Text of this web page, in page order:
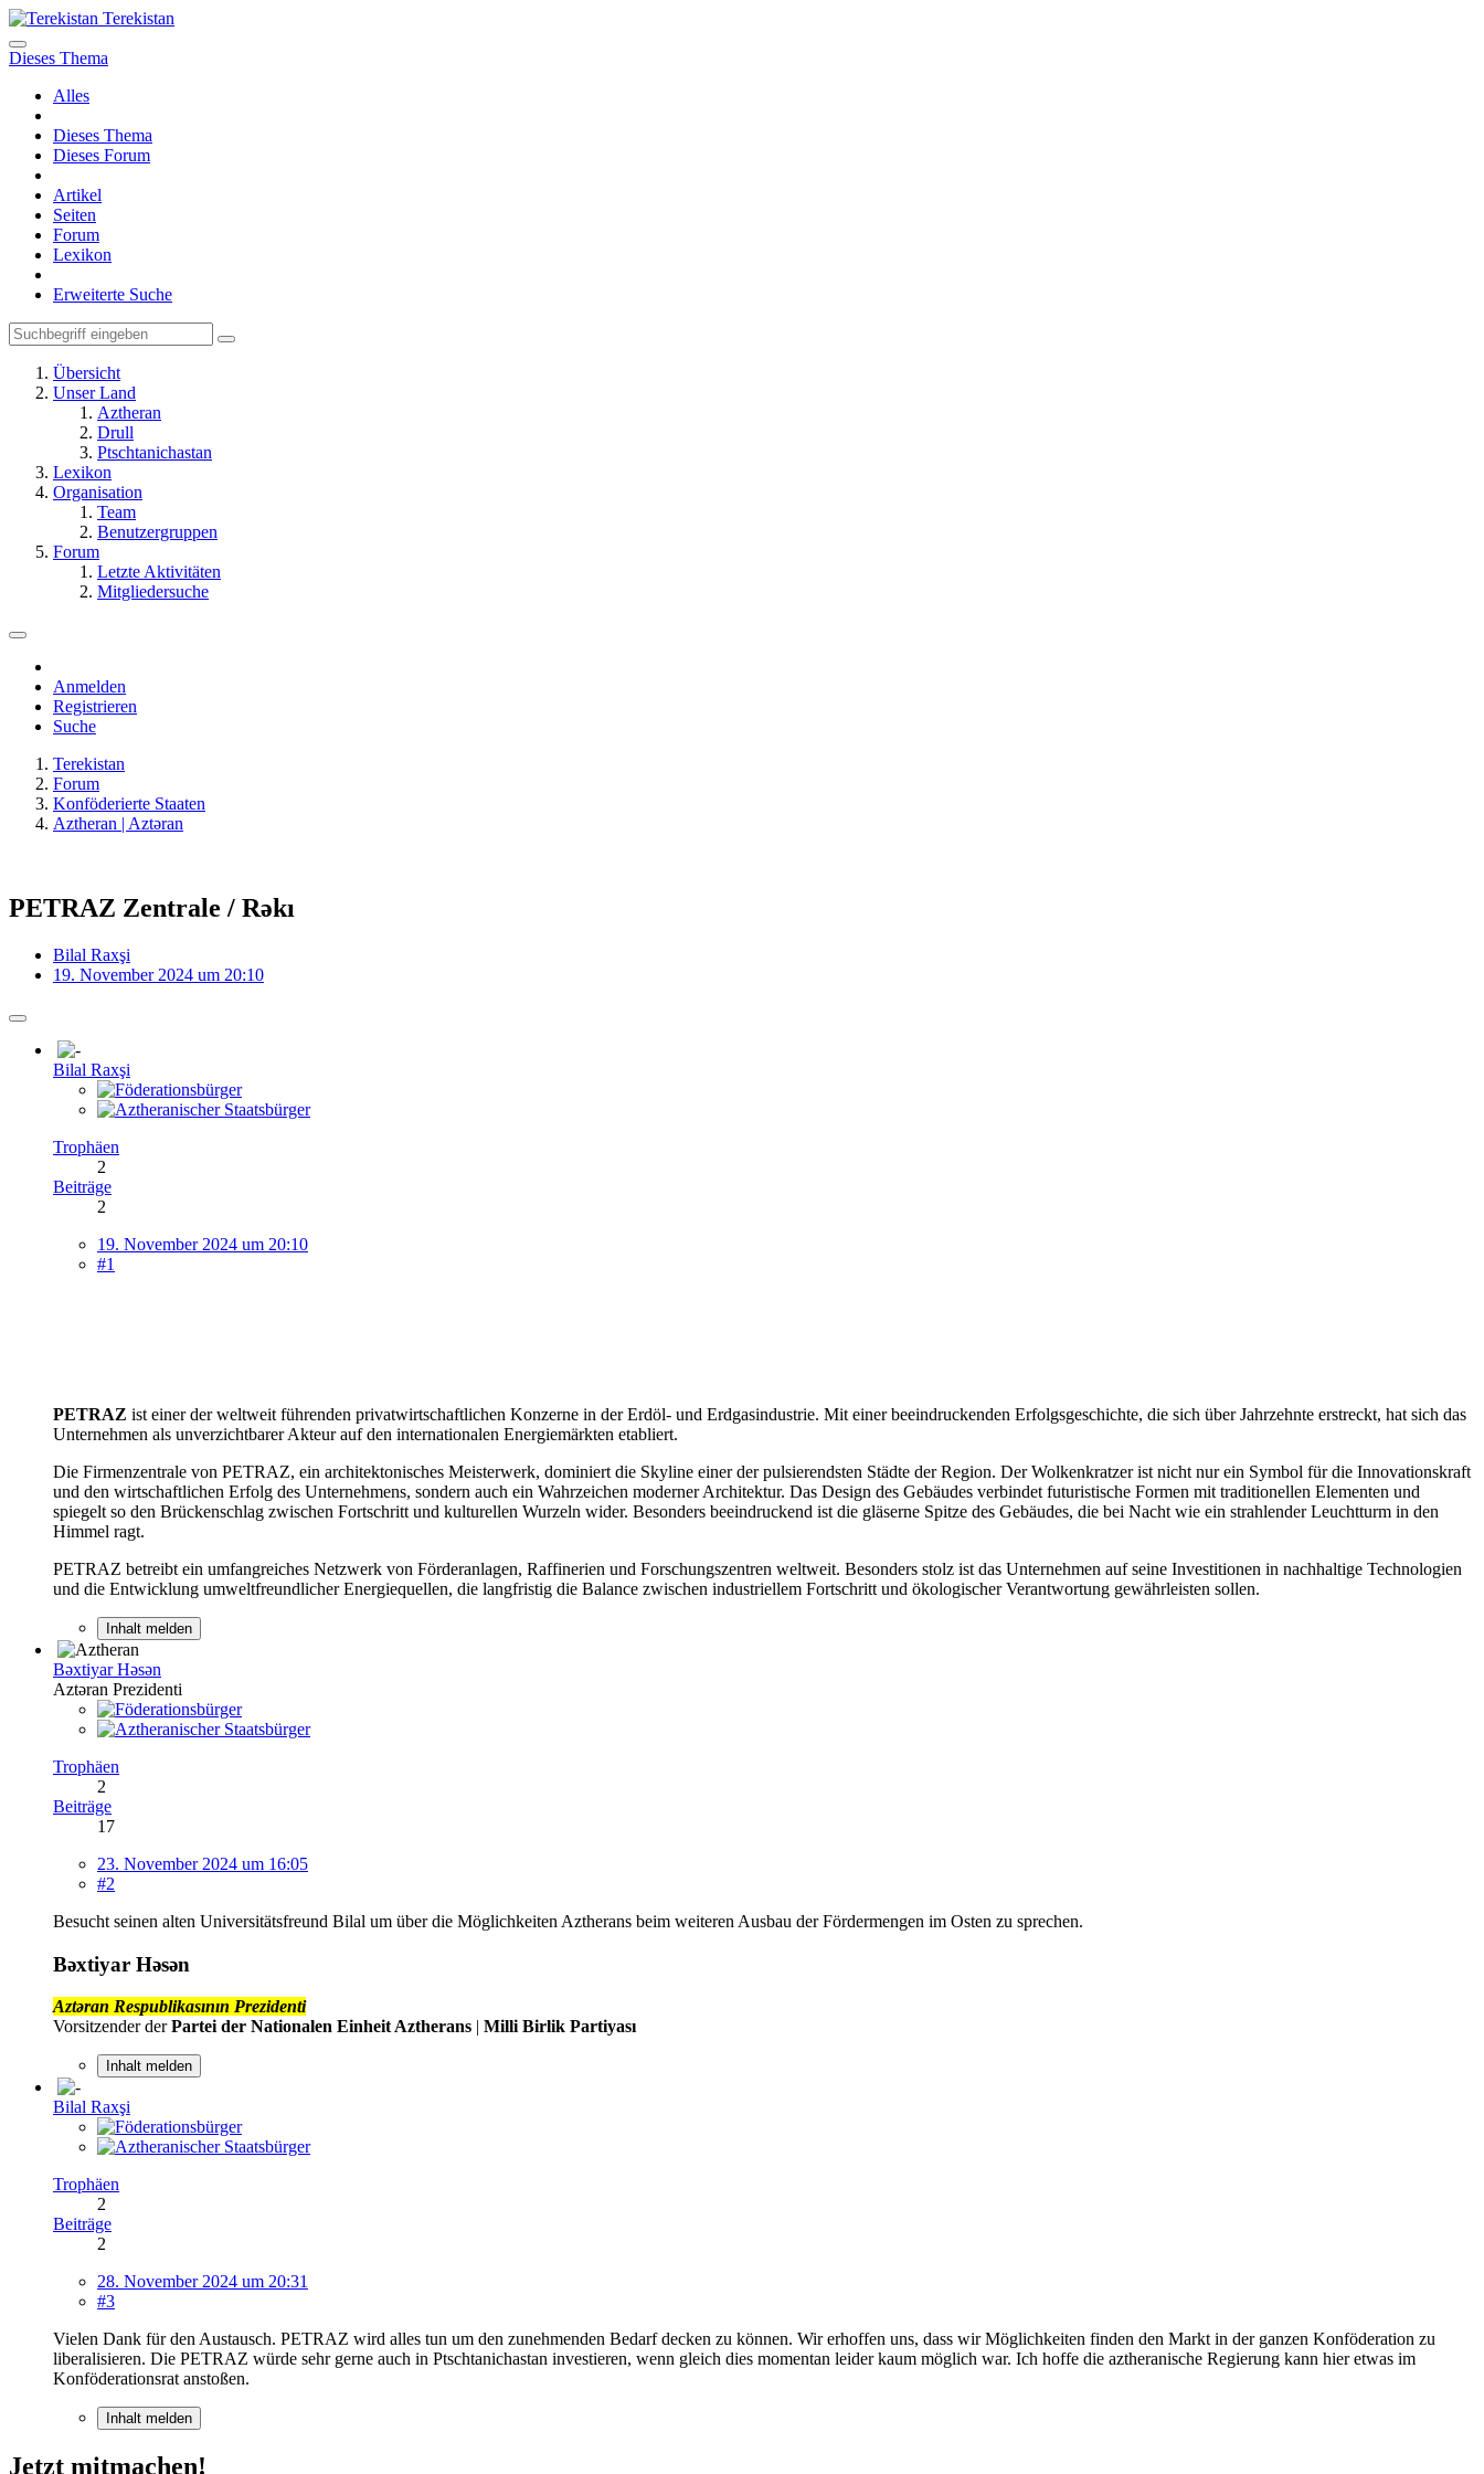
Terekistan
Dieses Thema
Alles
Dieses Thema
Dieses Forum
Artikel
Seiten
Forum
Lexikon
Erweiterte Suche
Übersicht
Unser Land
Aztheran
Drull
Ptschtanichastan
Lexikon
Organisation
Team
Benutzergruppen
Forum
Letzte Aktivitäten
Mitgliedersuche
Anmelden
Registrieren
Suche
Terekistan
Forum
Konföderierte Staaten
Aztheran | Aztǝran
PETRAZ Zentrale / Rəkı
Bilal Raxşi
19. November 2024 um 20:10
Bilal Raxşi
Trophäen
2
Beiträge
2
19. November 2024 um 20:10
#1
PETRAZ ist einer der weltweit führenden privatwirtschaftlichen Konzerne in der Erdöl- und Erdgasindustrie. Mit einer beeindruckenden Erfolgsgeschichte, die sich über Jahrzehnte erstreckt, hat sich das
Unternehmen als unverzichtbarer Akteur auf den internationalen Energiemärkten etabliert.
Die Firmenzentrale von PETRAZ, ein architektonisches Meisterwerk, dominiert die Skyline einer der pulsierendsten Städte der Region. Der Wolkenkratzer ist nicht nur ein Symbol für die Innovationskraft
und den wirtschaftlichen Erfolg des Unternehmens, sondern auch ein Wahrzeichen moderner Architektur. Das Design des Gebäudes verbindet futuristische Formen mit traditionellen Elementen und
spiegelt so den Brückenschlag zwischen Fortschritt und kulturellen Wurzeln wider. Besonders beeindruckend ist die gläserne Spitze des Gebäudes, die bei Nacht wie ein strahlender Leuchtturm in den
Himmel ragt.
PETRAZ betreibt ein umfangreiches Netzwerk von Förderanlagen, Raffinerien und Forschungszentren weltweit. Besonders stolz ist das Unternehmen auf seine Investitionen in nachhaltige Technologien
und die Entwicklung umweltfreundlicher Energiequellen, die langfristig die Balance zwischen industriellem Fortschritt und ökologischer Verantwortung gewährleisten sollen.
Inhalt melden
Bəxtiyar Həsən
Aztəran Prezidenti
Trophäen
2
Beiträge
17
23. November 2024 um 16:05
#2
Besucht seinen alten Universitätsfreund Bilal um über die Möglichkeiten Aztherans beim weiteren Ausbau der Fördermengen im Osten zu sprechen.
Bəxtiyar Həsən
Aztəran Respublikasının Prezidenti
Vorsitzender derPartei der Nationalen Einheit Aztherans | Milli Birlik Partiyası
Inhalt melden
Bilal Raxşi
Trophäen
2
Beiträge
2
28. November 2024 um 20:31
#3
Vielen Dank für den Austausch. PETRAZ wird alles tun um den zunehmenden Bedarf decken zu können. Wir erhoffen uns, dass wir Möglichkeiten finden den Markt in der ganzen Konföderation zu
liberalisieren. Die PETRAZ würde sehr gerne auch in Ptschtanichastan investieren, wenn gleich dies momentan leider kaum möglich war. Ich hoffe die aztheranische Regierung kann hier etwas im
Konföderationsrat anstoßen.
Inhalt melden
Jetzt mitmachen!